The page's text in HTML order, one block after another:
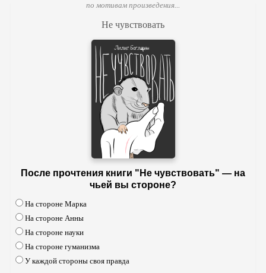
по мотивам произведения...
Не чувствовать
После прочтения книги "Не чувствовать" — на
чьей вы стороне?
На стороне Марка
На стороне Анны
На стороне науки
На стороне гуманизма
У каждой стороны своя правда